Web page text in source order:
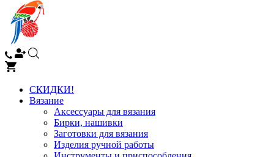
СКИДКИ!
Вязание
Аксессуары для вязания
Бирки, нашивки
Заготовки для вязания
Изделия ручной работы